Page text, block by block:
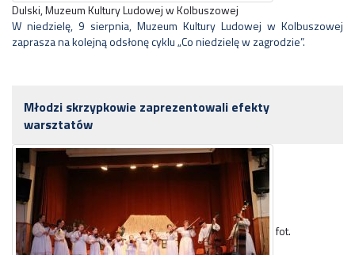
Dulski, Muzeum Kultury Ludowej w Kolbuszowej
W niedzielę, 9 sierpnia, Muzeum Kultury Ludowej w Kolbuszowej
zaprasza na kolejną odsłonę cyklu „Co niedzielę w zagrodzie”.
Młodzi skrzypkowie zaprezentowali efekty
warsztatów
fot.